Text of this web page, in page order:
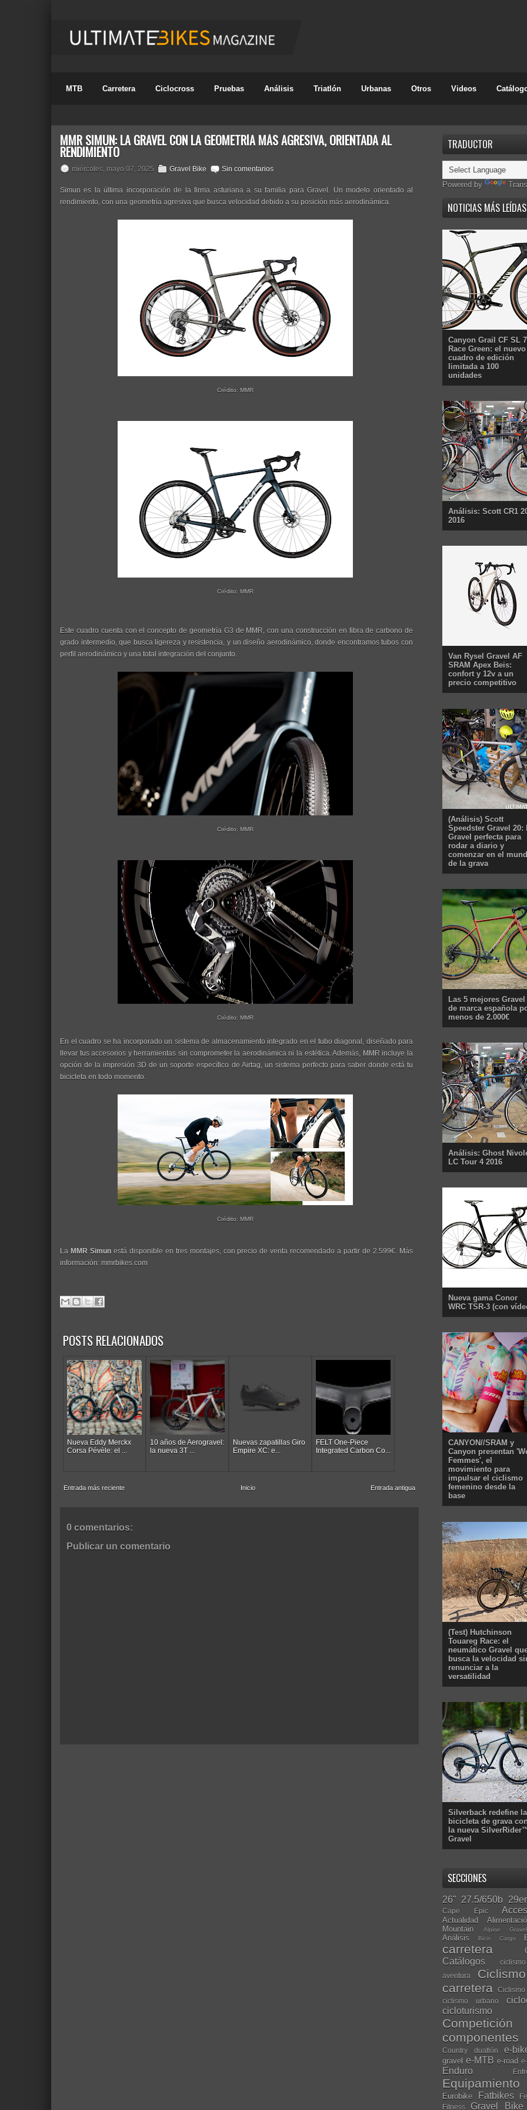
MTB Carretera Ciclocross Pruebas Análisis Triatlón Urbanas Otros Videos
MMR SIMUN: LA GRAVEL CON LA GEOMETRÍA MÁS AGRESIVA, ORIENTADA AL
RENDIMIENTO
miércoles, mayo 07, 2025 Gravel Bike Sin comentarios
Simun es la última incorporación de la firma asturiana a su familia para Gravel. Un modelo orientado al
rendimiento, con una geometría agresiva que busca velocidad debido a su posición más aerodinámica.
Crédito: MMR
Crédito: MMR
Este cuadro cuenta con el concepto de geometría G3 de MMR, con una construcción en fibra de carbono de
grado intermedio, que busca ligereza y resistencia, y un diseño aerodinámico, donde encontramos tubos con
perfil aerodinámico y una total integración del conjunto.
Crédito: MMR
Crédito: MMR
En el cuadro se ha incorporado un sistema de almacenamiento integrado en el tubo diagonal, diseñado para
llevar tus accesorios y herramientas sin comprometer la aerodinámica ni la estética. Además, MMR incluye la
opción de la impresión 3D de un soporte específico de Airtag, un sistema perfecto para saber donde está tu
bicicleta en todo momento.
Crédito: MMR
La MMR Simunestá disponible en tres montajes, con precio de venta recomendado a partir de 2.599€. Más
información: mmrbikes.com
POSTS RELACIONADOS
Nueva Eddy Merckx
Corsa Pévèle: el ...
10 años de Aerogravel:
la nueva 3T ...
Nuevas zapatillas Giro
Empire XC: e...
FELT One-Piece
Integrated Carbon Co...
Entrada más reciente Entrada antigua
Inicio
0 comentarios:
Publicar un comentario
TRADUCTOR
Powered by
NOTICIAS MÁS LEÍDAS
Canyon Grail CF SL 7
Race Green: el nuevo
cuadro de edición
limitada a 100
unidades
Análisis: Scott CR1
2016
Van Rysel Gravel AF
SRAM Apex Beis:
confort y 12v a un
precio competitivo
(Análisis) Scott
Speedster Gravel 20:
Gravel perfecta para
rodar a diario y
comenzar en el
de la grava
Las 5 mejores Gravel
de marca española
menos de 2.000€
Análisis: Ghost
LC Tour 4 2016
Nueva gama Conor
WRC TSR-3 (con
CANYON//SRAM y
Canyon presentan
Femmes', el
movimiento para
impulsar el ciclismo
femenino desde la
base
(Test) Hutchinson
Touareg Race: el
neumático Gravel
busca la velocidad
renunciar a la
versatilidad
Silverback redefine la
bicicleta de grava
la nueva
Gravel
SECCIONES
26" 27.5/650b 29er
Cape Epic
Actualidad
Mountain
Alpine
Análisis Bicis Cargo
carretera
Catálogos
aventura
carretera
Ciclismo
ciclismo urbano
cicloturismo
Competición
componentes
Country duatlón e-
gravel e-MTB e-road
Enduro
Equipamiento
Eurobike Fatbikes
Fitness
Gravel Bike